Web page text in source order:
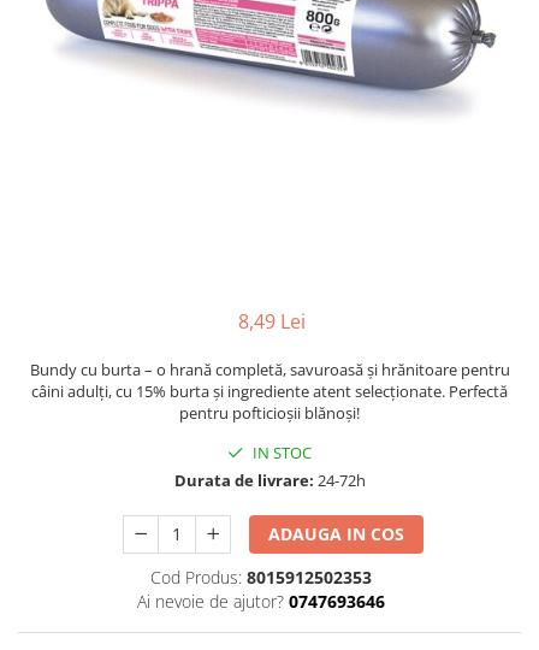
8,49 Lei
Bundy cu burta – o hrană completă, savuroasă și hrănitoare pentru
câini adulți, cu 15% burta și ingrediente atent selecționate. Perfectă
pentru pofticioșii blănoși!
IN STOC
Durata de livrare: 24-72h
ADAUGA IN COS
Cod Produs: 8015912502353
Ai nevoie de ajutor? 0747693646